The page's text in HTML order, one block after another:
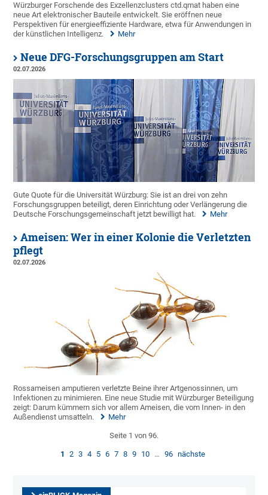
Würzburger Forschende des Exzellenzclusters ctd.qmat haben eine
neue Art elektronischer Bauteile entwickelt. Sie eröffnen neue
Perspektiven für energieeffiziente Hardware, etwa für Anwendungen in
der künstlichen Intelligenz.
Mehr
Neue DFG-Forschungsgruppen am Start
02.07.2026
Gute Quote für die Universität Würzburg: Sie ist an drei von zehn
Forschungsgruppen beteiligt, deren Einrichtung oder Verlängerung die
Deutsche Forschungsgemeinschaft jetzt bewilligt hat.
Mehr
Ameisen: Wer in einer Kolonie die Verletzten
pflegt
02.07.2026
Rossameisen amputieren verletzte Beine ihrer Artgenossinnen, um
Infektionen zu minimieren. Eine neue Studie mit Würzburger Beteiligung
zeigt: Darum kümmern sich vor allem Ameisen, die vom Innen- in den
Außendienst umsatteln.
Mehr
Seite 1 von 96.
1 2 3 4 5 6 7 8 9 10 … 96 nächste